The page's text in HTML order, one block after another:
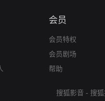
会员
会员特权
会员剧场
帮助
搜狐影音 - 搜